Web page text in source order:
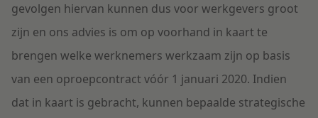
gevolgen hiervan kunnen dus voor werkgevers groot
zijn en ons advies is om op voorhand in kaart te
brengen welke werknemers werkzaam zijn op basis
van een oproepcontract vóór 1 januari 2020. Indien
dat in kaart is gebracht, kunnen bepaalde strategische